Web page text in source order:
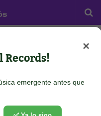
×
Records!
emergente antes que